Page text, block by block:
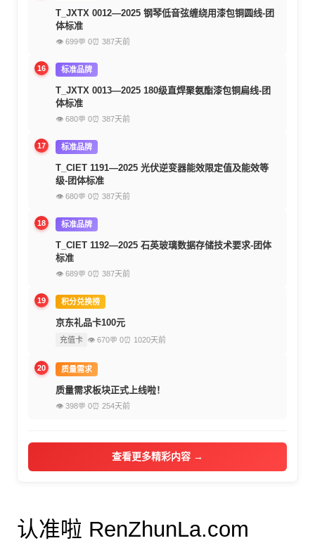
T_JXTX 0012—2025 钢琴低音弦缠绕用漆包铜圆线-团
体标准
👁 699💬 0⏰ 387天前
16 标准品牌
T_JXTX 0013—2025 180级直焊聚氨酯漆包铜扁线-团
体标准
👁 680💬 0⏰ 387天前
17 标准品牌
T_CIET 1191—2025 光伏逆变器能效限定值及能效等
级-团体标准
👁 680💬 0⏰ 387天前
18 标准品牌
T_CIET 1192—2025 石英玻璃数据存储技术要求-团体
标准
👁 689💬 0⏰ 387天前
19 积分兑换榜
京东礼品卡100元
充值卡 👁 670💬 0⏰ 1020天前
20 质量需求
质量需求板块正式上线啦！
👁 398💬 0⏰ 254天前
查看更多精彩内容 →
认准啦 RenZhunLa.com